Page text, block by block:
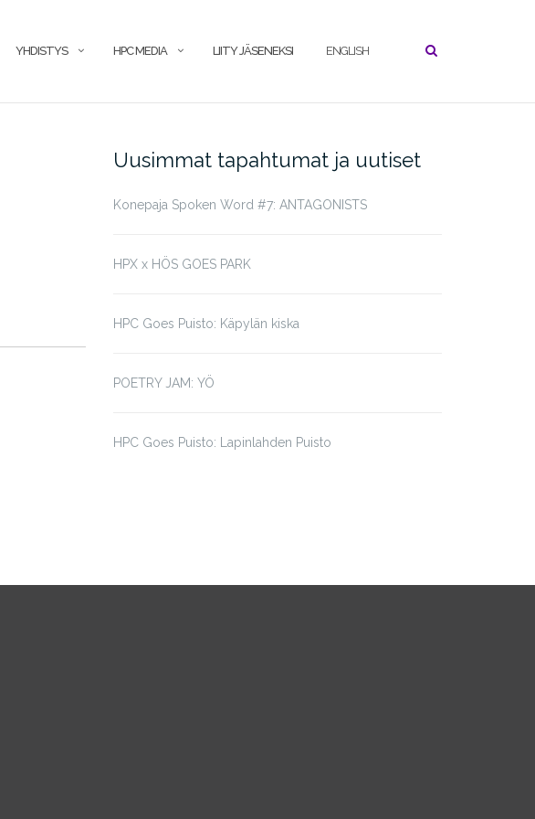
YHDISTYS HPC MEDIA LIITY JÄSENEKSI ENGLISH
Uusimmat tapahtumat ja uutiset
Konepaja Spoken Word #7: ANTAGONISTS
HPX x HÖS GOES PARK
HPC Goes Puisto: Käpylän kiska
POETRY JAM: YÖ
HPC Goes Puisto: Lapinlahden Puisto